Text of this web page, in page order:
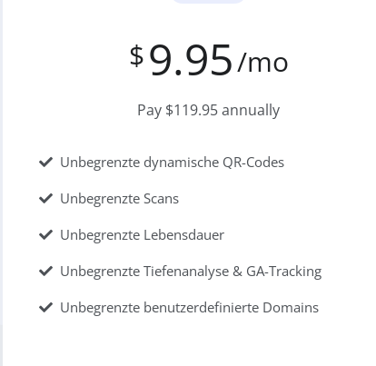
$9.95/mo
Pay $119.95 annually
Unbegrenzte dynamische QR-Codes
Unbegrenzte Scans
Unbegrenzte Lebensdauer
Unbegrenzte Tiefenanalyse & GA-Tracking
Unbegrenzte benutzerdefinierte Domains